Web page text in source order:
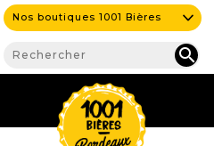
Nos boutiques 1001 Bières
